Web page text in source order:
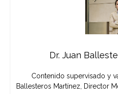
Dr. Juan
Contenido supervisado y
Ballesteros Martínez, Director